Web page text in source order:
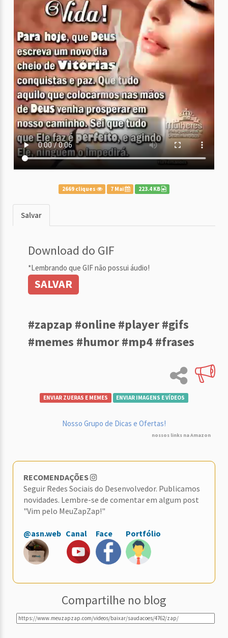
2669 cliques 7 Mai 223.4 KB
Salvar
Download do GIF
*Lembrando que GIF não possui áudio!
SALVAR
#zapzap #online #player #gifs
#memes #humor #mp4 #frases
ENVIAR ZUERAS E MEMES ENVIAR IMAGENS E VÍDEOS
Nosso Grupo de Dicas e Ofertas!
nossos links na Amazon
RECOMENDAÇÕES
Seguir Redes Sociais do Desenvolvedor. Publicamos
novidades. Lembre-se de comentar em algum post
"Vim pelo MeuZapZap!"
@asn.web Canal Face Portfólio
Compartilhe no blog